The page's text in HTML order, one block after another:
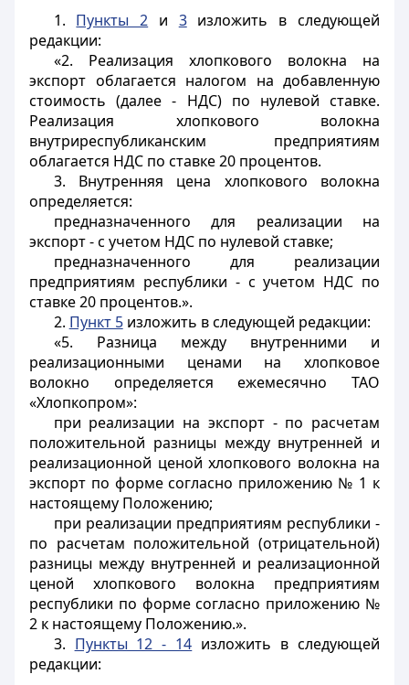
1. Пункты 2 и 3изложить в следующей
редакции:
«2. Реализация хлопкового волокна на
экспорт облагается налогом на добавленную
стоимость (далее - НДС) по нулевой ставке.
Реализация хлопкового волокна
внутриреспубликанским предприятиям
облагается НДС по ставке 20 процентов.
3. Внутренняя цена хлопкового волокна
определяется:
предназначенного для реализации на
экспорт - с учетом НДС по нулевой ставке;
предназначенного для реализации
предприятиям республики - с учетом НДС по
ставке 20 процентов.».
2. Пункт 5изложить в следующей редакции:
«5. Разница между внутренними и
реализационными ценами на хлопковое
волокно определяется ежемесячно ТАО
«Хлопкопром»:
при реализации на экспорт - по расчетам
положительной разницы между внутренней и
реализационной ценой хлопкового волокна на
экспорт по форме согласно приложению № 1 к
настоящему Положению;
при реализации предприятиям республики -
по расчетам положительной (отрицательной)
разницы между внутренней и реализационной
ценой хлопкового волокна предприятиям
республики по форме согласно приложению №
2 к настоящему Положению.».
3. Пункты 12 - 14 изложить в следующей
редакции: